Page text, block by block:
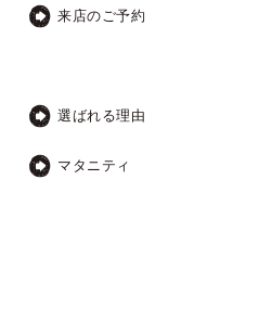
来店のご予約
選ばれる理由
マタニティ